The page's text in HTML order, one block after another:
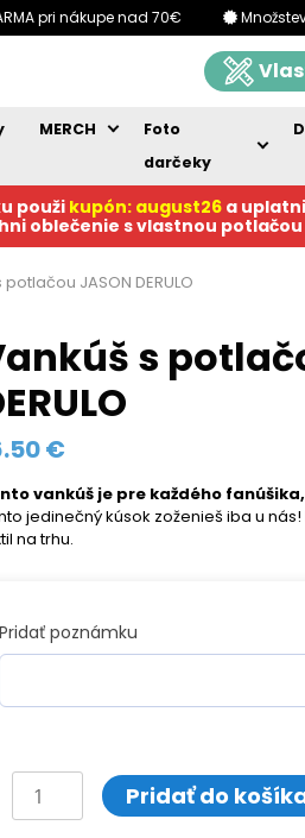
pri nákupe nad 70€
MERCH
Foto
darčeky
použi kupón: august26 a
oblečenie s vlastnou potlačou
JASON DERULO
s
€
vankúš je pre každého
jedinečný kúsok zoženieš iba u
na trhu.
Pridať poznámku
množstvo
Vankúš
Pridať do